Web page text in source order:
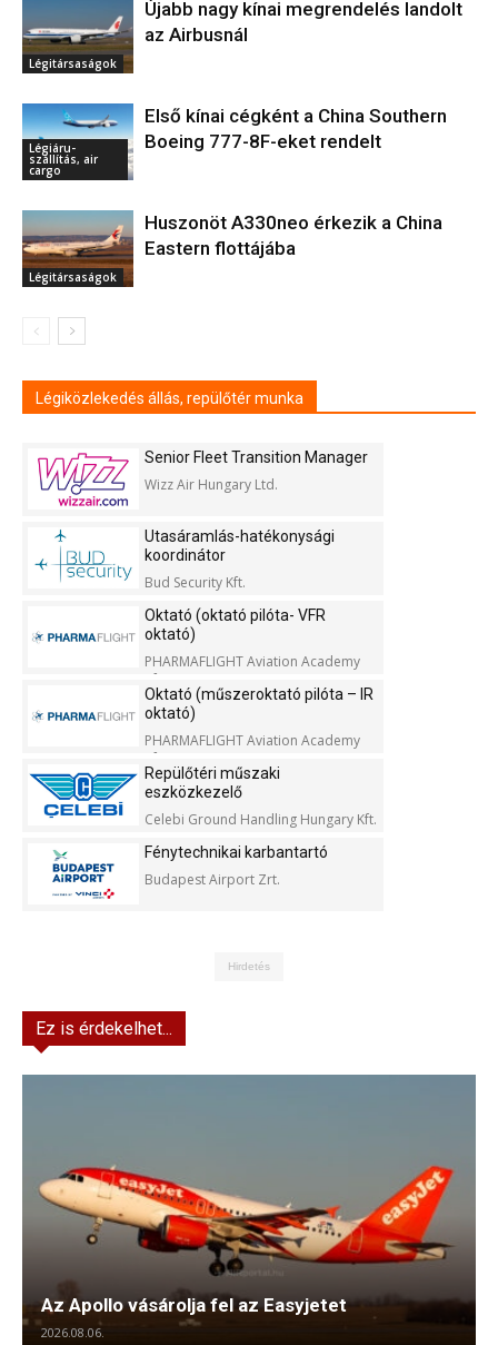
Légitársaságok
Újabb nagy kínai megrendelés landolt
az Airbusnál
Légiáru-
szállítás, air
cargo
Első kínai cégként a China Southern
Boeing 777-8F-eket rendelt
Légitársaságok
Huszonöt A330neo érkezik a China
Eastern flottájába
Légiközlekedés állás, repülőtér munka
Senior Fleet Transition Manager
Wizz Air Hungary Ltd.
Utasáramlás-hatékonysági
koordinátor
Bud Security Kft.
Oktató (oktató pilóta- VFR
oktató)
PHARMAFLIGHT Aviation Academy
Kft.
Oktató (műszeroktató pilóta – IR
oktató)
PHARMAFLIGHT Aviation Academy
Kft.
Repülőtéri műszaki
eszközkezelő
Celebi Ground Handling Hungary Kft.
Fénytechnikai karbantartó
Budapest Airport Zrt.
Hirdetés
Ez is érdekelhet...
Az Apollo vásárolja fel az Easyjetet
2026.08.06.